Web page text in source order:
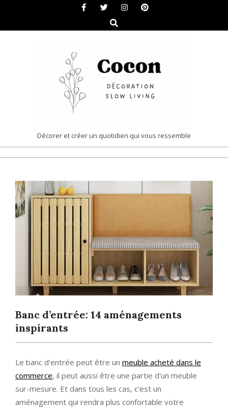
content
Search
COCON
|
&
SLOW
LIVING
Décorer et créer un quotidien qui vous ressemble
Menu
Banc d’entrée: 14 aménagements
inspirants
Le banc d'entrée peut être un meuble acheté dans le
commerce, il peut aussi être une partie d'un meuble
sur-mesure. Et dans tous les cas, c'est un
aménagement qui rendra plus confortable votre